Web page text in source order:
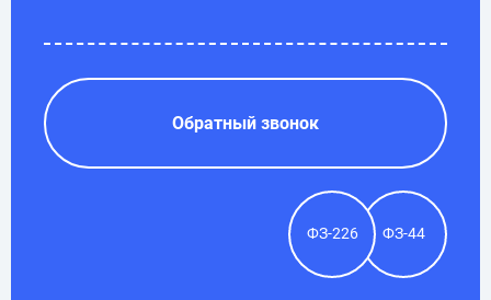
Обратный звонок
ФЗ-226 ФЗ-44